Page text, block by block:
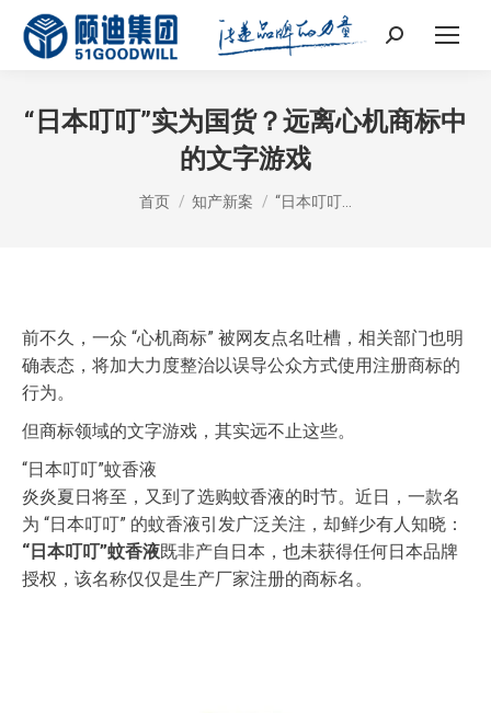
Search:
“日本叮叮”实为国货？远离心机商标中
的文字游戏
您在这里：
首页 知产新案 “日本叮叮…
前不久，一众 “心机商标” 被网友点名吐槽，相关部门也明
确表态，将加大力度整治以误导公众方式使用注册商标的
行为。
但商标领域的文字游戏，其实远不止这些。
“日本叮叮”蚊香液
炎炎夏日将至，又到了选购蚊香液的时节。近日，一款名
为 “日本叮叮” 的蚊香液引发广泛关注，却鲜少有人知晓：
“日本叮叮”蚊香液既非产自日本，也未获得任何日本品牌
授权，该名称仅仅是生产厂家注册的商标名。